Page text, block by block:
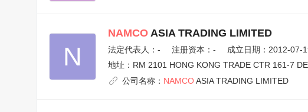
N
NAMCO ASIA TRADING LIMITED
法定代表人： - 注册资本：-
成立日期：2012-07-
地址： RM 2101 HONG KONG TRADE CTR 161-7
公司名称： NAMCOASIA TRADING LIMITED